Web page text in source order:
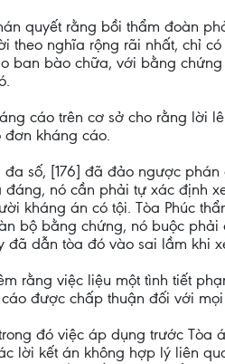
quyết rằng bồi thẩm đoàn
theo nghĩa rộng rãi nhất, chỉ
ban bào chữa, với bằng
cáo trên cơ sở cho rằng lời
đơn kháng cáo.
số, [176] đã đảo ngược
đáng, nó cần phải tự xác định
kháng án có tội. Tòa Phúc
bộ bằng chứng, nó buộc
đã dẫn tòa đó vào sai lầm khi
rằng việc liệu một tình tiết
được chấp thuận đối với
đó việc áp dụng trước
lời kết án không hợp lý liên